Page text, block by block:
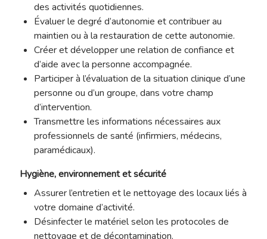
des activités quotidiennes.
Évaluer le degré d’autonomie et contribuer au
maintien ou à la restauration de cette autonomie.
Créer et développer une relation de confiance et
d’aide avec la personne accompagnée.
Participer à l’évaluation de la situation clinique d’une
personne ou d’un groupe, dans votre champ
d’intervention.
Transmettre les informations nécessaires aux
professionnels de santé (infirmiers, médecins,
paramédicaux).
Hygiène, environnement et sécurité
Assurer l’entretien et le nettoyage des locaux liés à
votre domaine d’activité.
Désinfecter le matériel selon les protocoles de
nettoyage et de décontamination.